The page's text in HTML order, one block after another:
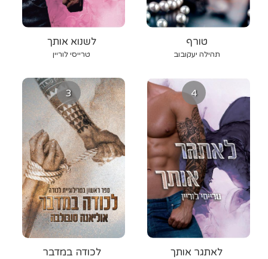
לשנוא אותך
טרייסי לוריין
טורף
תהילה יעקובוב
3
לכודה במדבר
4
לאתגר אותך